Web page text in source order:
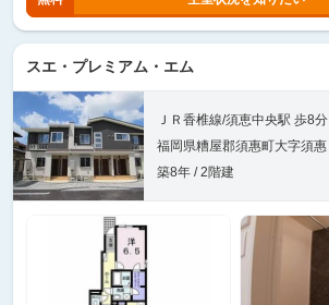
スエ・プレミアム・エム
ＪＲ香椎線/須恵中央駅 歩8分
福岡県糟屋郡須惠町大字須惠
築8年 / 2階建